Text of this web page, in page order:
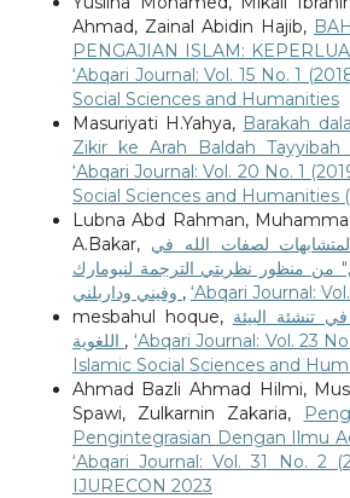
Ahmad, Zainal Abidin Hajib,
PENGAJIAN ISLAM:
‘Abqari Journal: Vol. 15 No. 1
Social Sciences and Humanities
Masuriyati H.Yahya, Barakah
Zikir ke Arah Baldah
‘Abqari Journal: Vol. 20 No. 1
Social Sciences and Humanities
Lubna Abd Rahman,
A.Bakar, لصفات الله في
من منظور نظريتي الترجمة لنيومارك
, ‘Abqari Journal:
mesbahul hoque, تنشئة البيئة
, ‘Abqari Journal: Vol. 23
Islamic Social Sciences and
Ahmad Bazli Ahmad Hilmi,
Spawi, Zulkarnin Zakaria,
Pengintegrasian Dengan Ilmu
‘Abqari Journal: Vol. 31 No. 2
IJURECON 2023